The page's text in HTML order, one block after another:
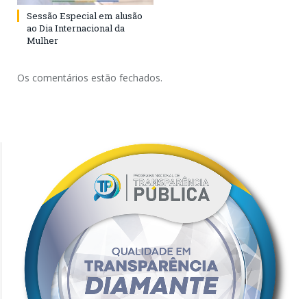
Sessão Especial em alusão
ao Dia Internacional da
Mulher
Os comentários estão fechados.